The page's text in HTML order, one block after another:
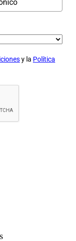
y la Política